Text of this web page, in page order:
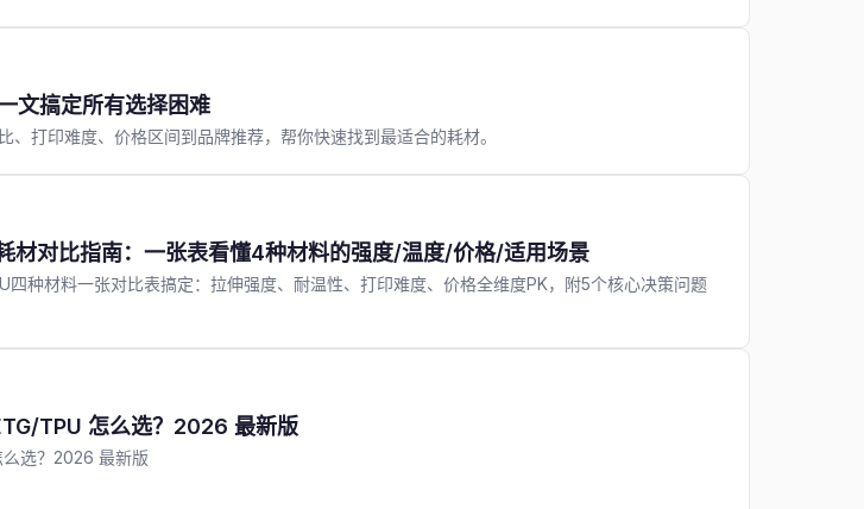
文搞定所有选择困难
打印难度、价格区间到品牌推荐，帮你快速找到最适合的耗材。
材对比指南：一张表看懂4种材料的强度/温度/价格/适用场景
种材料一张对比表搞定：拉伸强度、耐温性、打印难度、价格全维度PK，附5个核心决策问题
TPU 怎么选？2026 最新版
选？2026 最新版